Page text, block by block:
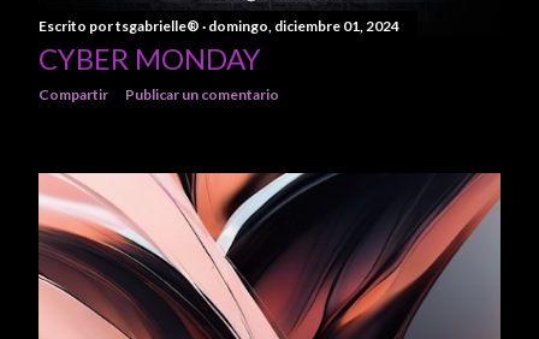
Escrito portsgabrielle® domingo, diciembre 01, 2024
CYBER MONDAY
Compartir Publicar un comentario